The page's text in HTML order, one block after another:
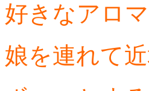
好きなアロ
娘を連れて